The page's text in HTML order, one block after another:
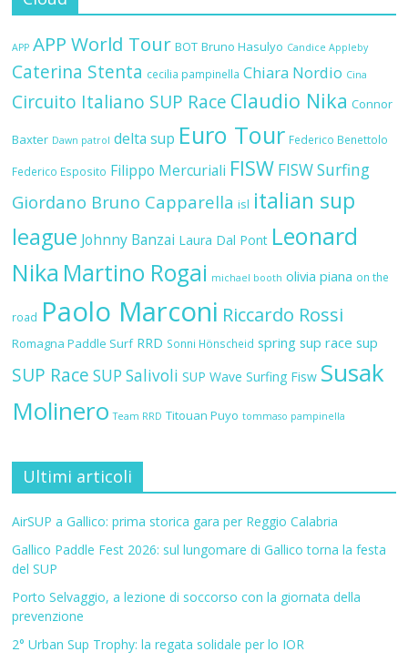
APP APP World Tour BOT Bruno Hasulyo Candice Appleby
Caterina Stenta cecilia pampinella Chiara Nordio Cina
Circuito Italiano SUP Race Claudio Nika Connor
Baxter Dawn patrol delta sup Euro Tour Federico Benettolo
Federico Esposito Filippo Mercuriali FISW FISW Surfing
Giordano Bruno Capparella isl italian sup
league Johnny Banzai Laura Dal Pont Leonard
Nika Martino Rogai michael booth olivia piana on the
road Paolo Marconi Riccardo Rossi
Romagna Paddle Surf RRD Sonni Hönscheid spring sup race sup
SUP Race SUP Salivoli SUP Wave Surfing Fisw Susak
Molinero Team RRD Titouan Puyo tommaso pampinella
Ultimi articoli
AirSUP a Gallico: prima storica gara per Reggio Calabria
Gallico Paddle Fest 2026: sul lungomare di Gallico torna la festa
del SUP
Porto Selvaggio, a lezione di soccorso con la giornata della
prevenzione
2° Urban Sup Trophy: la regata solidale per lo IOR